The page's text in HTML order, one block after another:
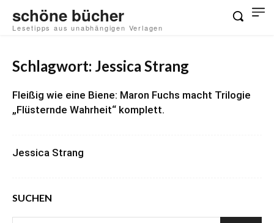
schöne bücher
Lesetipps aus unabhängigen Verlagen
Schlagwort: Jessica Strang
Fleißig wie eine Biene: Maron Fuchs macht Trilogie
„Flüsternde Wahrheit“ komplett.
Jessica Strang
SUCHEN